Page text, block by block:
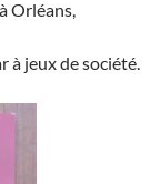
Orléans,
à jeux de société.